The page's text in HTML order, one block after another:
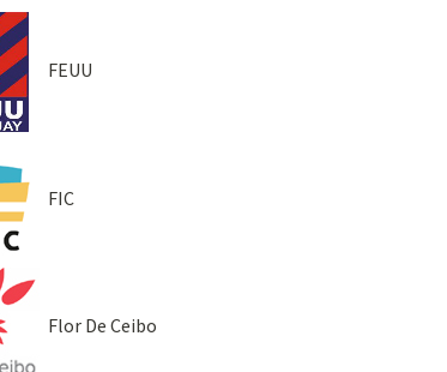
FEUU
FIC
Flor De Ceibo